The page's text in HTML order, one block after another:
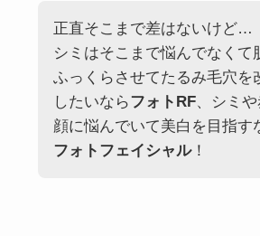
正直そこまで差はないけど…
シミはそこまで悩んでなくて
ふっくらさせてたるみ毛穴を
したいならフォトRF、シミや
顔に悩んでいて美白を目指す
フォトフェイシャル！